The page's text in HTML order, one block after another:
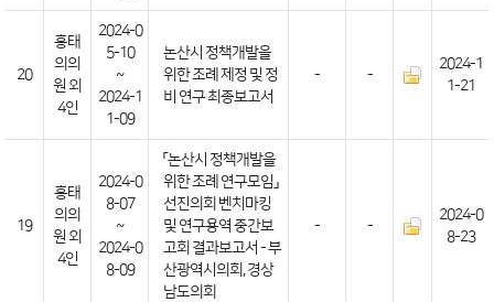
20
홍태
의의
원 외
4인
2024-0
5-10
~
2024-1
1-09
논산시 정책개발을
위한 조례 제정 및 정
비 연구 최종보고서
- -
2024-1
1-21
19
홍태
의의
원 외
4인
2024-0
8-07
~
2024-0
8-09
「논산시 정책개발을
위한 조례 연구모임」
선진의회 벤치마킹
및 연구용역 중간보
고회 결과보고서 - 부
산광역시의회, 경상
남도의회
- -
2024-0
8-23